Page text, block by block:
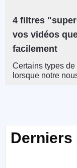
4 filtres
vos vidéos
facilement
Certains types
lorsque notre